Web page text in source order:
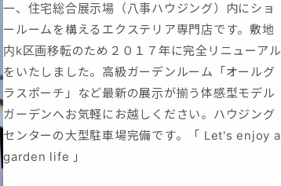
一、住宅総合展示場（八事ハウジング）内にショ
ールームを構えるエクステリア専門店です。敷地
内k区画移転のため２０１７年に完全リニューアル
をいたしました。高級ガーデンルーム「オールグ
ラスポーチ」など最新の展示が揃う体感型モデル
ガーデンへお気軽にお越しください。ハウジング
センターの大型駐車場完備です。「 Let's enjoy a
garden life ｣